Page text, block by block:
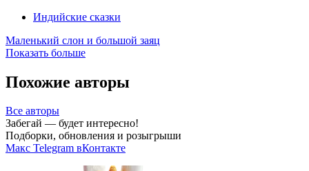
Индийские сказки
Маленький слон и большой заяц
Показать больше
Похожие авторы
Все авторы
Забегай — будет интересно!
Подборки, обновления и розыгрыши
Макс Telegram вКонтакте